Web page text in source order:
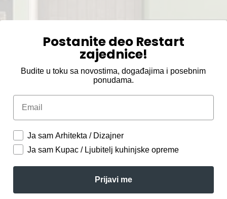
Postanite deo Restart
zajednice!
Budite u toku sa novostima, događajima i posebnim
ponudama.
Email
Ja sam Arhitekta / Dizajner
Ja sam Kupac / Ljubitelj kuhinjske opreme
Prijavi me